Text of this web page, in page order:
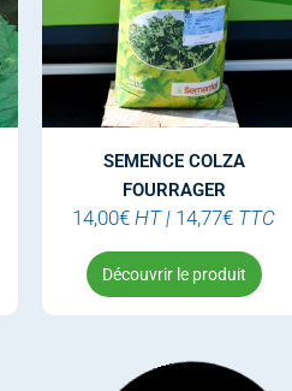
SEMENCE COLZA
FOURRAGER
14,00€ HT | 14,77€ TTC
Découvrir le produit